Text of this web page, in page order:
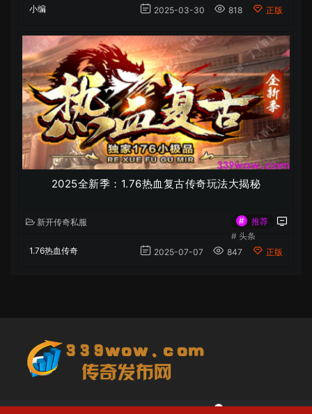
小编
2025-03-30 818 正版
2025全新季：1.76热血复古传奇玩法大揭秘
新开传奇私服 #
推荐
# 头条
1.76热血传奇
2025-07-07 847 正版